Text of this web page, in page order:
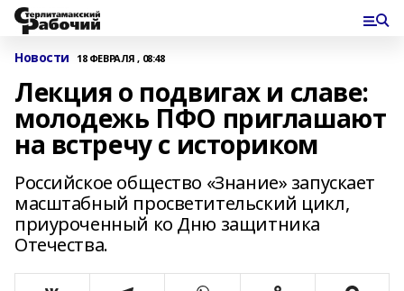
Новости 18 ФЕВРАЛЯ , 08:48
Лекция о подвигах и славе:
молодежь ПФО приглашают
на встречу с историком
Российское общество «Знание» запускает
масштабный просветительский цикл,
приуроченный ко Дню защитника
Отечества.